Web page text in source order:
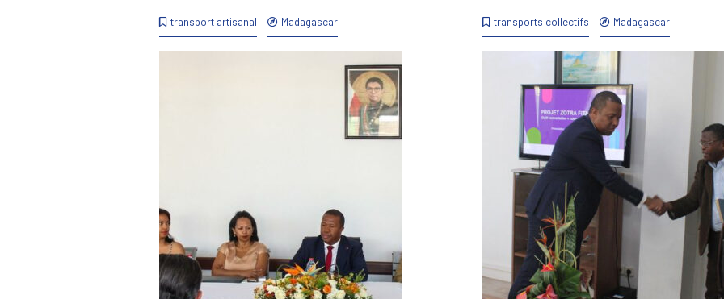
transport artisanal Madagascar transports collectifs Madagascar